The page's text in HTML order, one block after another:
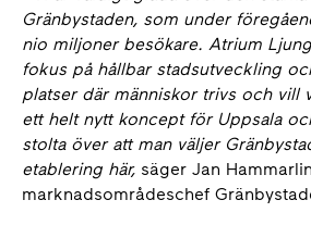
Gränbystaden, som under
nio miljoner besökare. Atrium
fokus på hållbar stadsutveckling
platser där människor trivs och vill
ett helt nytt koncept för Uppsala
stolta över att man väljer
etablering här, säger Jan
marknadsområdeschef